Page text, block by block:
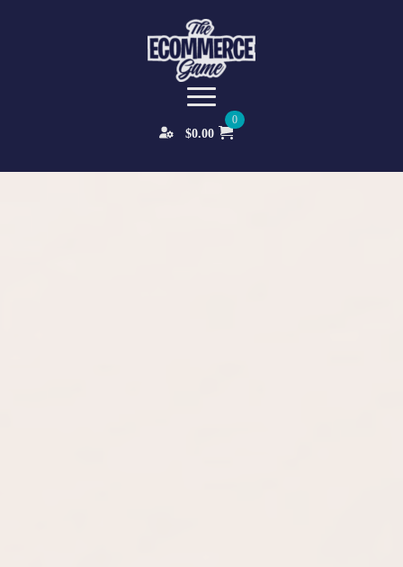
$0.00
0